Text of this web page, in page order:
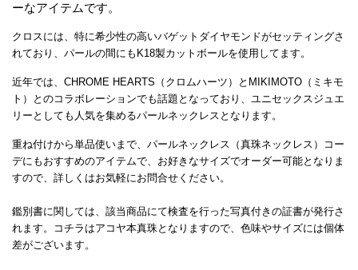
ーなアイテムです。
クロスには、特に希少性の高いバゲットダイヤモンドがセッティングさ
れており、パールの間にもK18製カットボールを使用してます。
近年では、CHROME HEARTS（クロムハーツ）とMIKIMOTO（ミキモ
ト）とのコラボレーションでも話題となっており、ユニセックスジュエ
リーとしても人気を集めるパールネックレスとなります。
重ね付けから単品使いまで、パールネックレス（真珠ネックレス）コー
デにもおすすめのアイテムで、お好きなサイズでオーダー可能となりま
すので、詳しくはお気軽にお問合せください。
鑑別書に関しては、該当商品にて検査を行った写真付きの証書が発行さ
れます。コチラはアコヤ本真珠となりますので、色味やサイズには個体
差がございます。